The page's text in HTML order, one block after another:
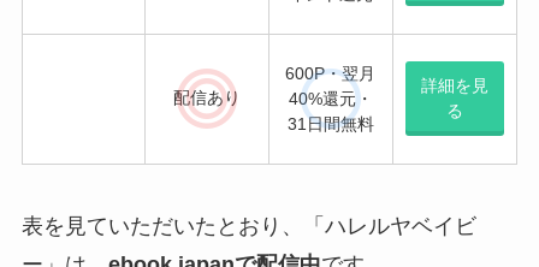
表を見ていただいたとおり、「ハレルヤベイビ
ebook japanで配信中です。
充実しているebook japan です ！